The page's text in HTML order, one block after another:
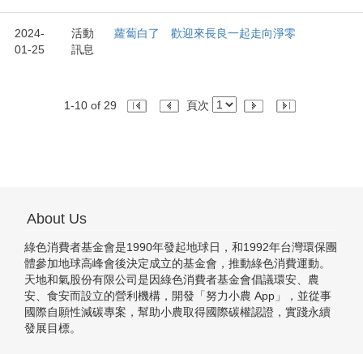
2024-
01-25
活動
訊息
蘿蔔白了 歡迎來長良一起走向淨零
1-10 of 29 頁次
About Us
綠色消費者基金會是1990年發起地球日，和1992年台灣環保團
體參加地球高峰會後決定成立的基金會，推動綠色消費運動。
天地和氣股份有限公司是因綠色消費者基金會倡議環安、農
安、食安而設立的營利機構，開發「努力小農 App」，並從事
國際自願性減碳專案，幫助小農取得國際碳權認證，實踐永續
發展目標。